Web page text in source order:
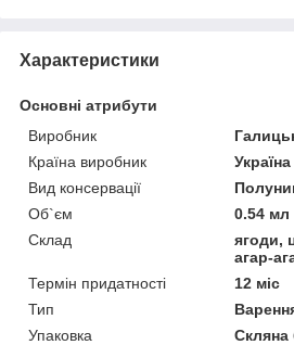
Характеристики
Основні атрибути
Виробник
Країна виробник
Україна
Вид консервації
Об`єм
0.54 мл
Склад
ягоди,
агар-
Термін придатності
12 міс
Тип
Упаковка
Скляна